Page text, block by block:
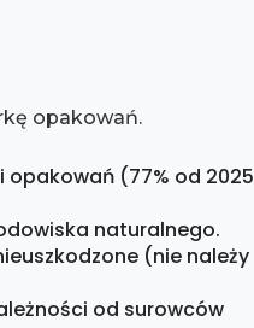
opakowań.
opakowań (77% od 2025
naturalnego.
(nie należy
od surowców